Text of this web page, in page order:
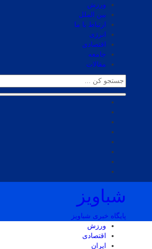
ورزش
بین الملل
ارتباط با ما
انرژی
اقتصادی
جامعه
مقالات
شباویز
پایگاه خبری شباویز
ورزش
اقتصادی
ایران